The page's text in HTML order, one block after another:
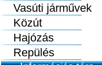
Vasúti járművek
Közút
Hajózás
Repülés